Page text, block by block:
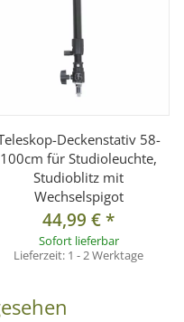
oder nach unten
cm
Deckenstativ 58-
100cm für Studioleuchte,
Studioblitz mit
Wechselspigot
44,99 €*
Sofort lieferbar
Lieferzeit: 1 - 2 Werktage